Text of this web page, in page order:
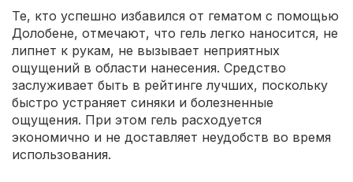
Те, кто успешно избавился от гематом с помощью
Долобене, отмечают, что гель легко наносится, не
липнет к рукам, не вызывает неприятных
ощущений в области нанесения. Средство
заслуживает быть в рейтинге лучших, поскольку
быстро устраняет синяки и болезненные
ощущения. При этом гель расходуется
экономично и не доставляет неудобств во время
использования.